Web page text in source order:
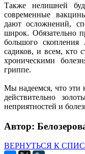
Также нелишней
современные
дают осложнений,
широк. Обязательно
большого
садиков, и всем, кто
хроническими
гриппе.
Мы надеемся, что эти
действительно
неприятностей и
Автор:
ВЕРНУТЬСЯ К